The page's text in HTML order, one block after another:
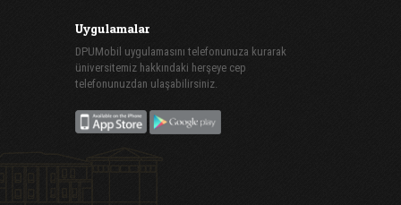
Uygulamalar
DPUMobil uygulamasını telefonunuza kurarak
üniversitemiz hakkındaki herşeye cep
telefonunuzdan ulaşabilirsiniz.